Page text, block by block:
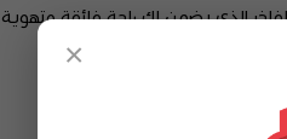
الذي يضمن لك راحة فائقة
×